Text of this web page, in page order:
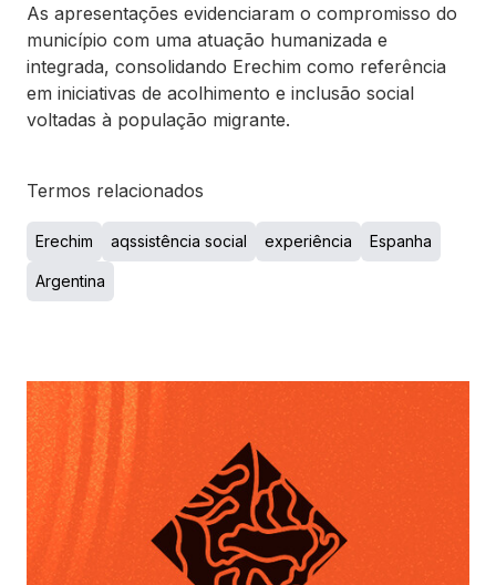
As apresentações evidenciaram o compromisso do
município com uma atuação humanizada e
integrada, consolidando Erechim como referência
em iniciativas de acolhimento e inclusão social
voltadas à população migrante.
Termos relacionados
Erechim aqssistência social experiência Espanha
Argentina